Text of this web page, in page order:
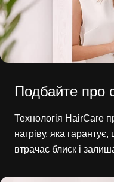
Подбайте про
Технологія HairCare
нагріву, яка
втрачає блиск і